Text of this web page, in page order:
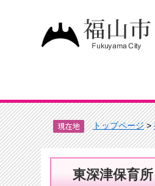
トップページ>
東深津保育所